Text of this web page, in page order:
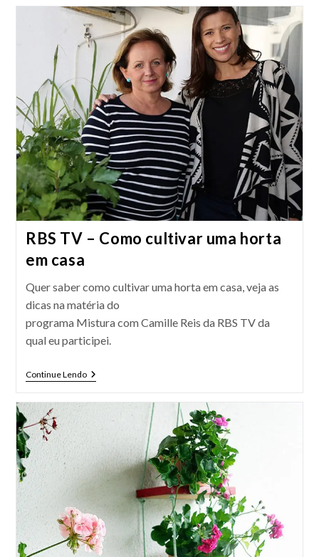
Horta
Vertical
RBS TV – Como cultivar uma horta
em casa
Quer saber como cultivar uma horta em casa, veja as
dicas na matéria do
programa Mistura com Camille Reis da RBS TV da
qual eu participei.
Continue LendoRBS
TV
Cultivar
Uma
Horta
Casa